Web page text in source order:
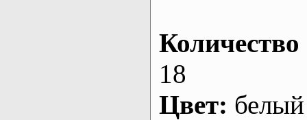
Количество
18
Цвет: белый